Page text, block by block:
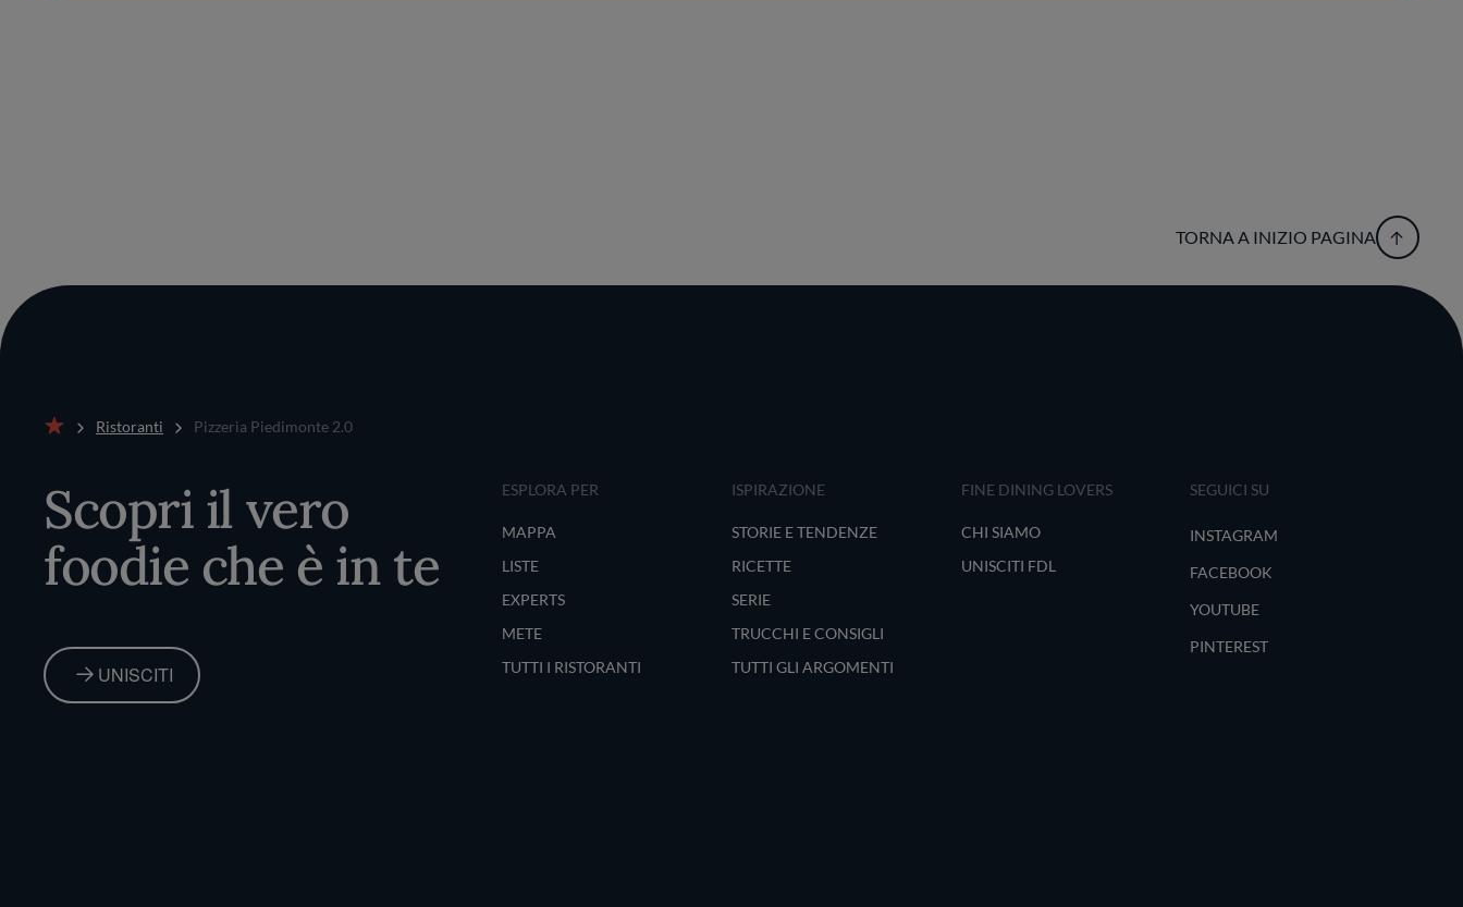
TORNA A INIZIO PAGINA
Ristoranti Pizzeria Piedimonte 2.0
Scopri il vero
foodie che è in te
UNISCITI
ESPLORA PER
MAPPA
LISTE
EXPERTS
METE
TUTTI I RISTORANTI
ISPIRAZIONE
STORIE E TENDENZE
RICETTE
SERIE
TRUCCHI E CONSIGLI
TUTTI GLI ARGOMENTI
FINE DINING LOVERS
CHI SIAMO
UNISCITI FDL
SEGUICI SU
INSTAGRAM
FACEBOOK
YOUTUBE
PINTEREST